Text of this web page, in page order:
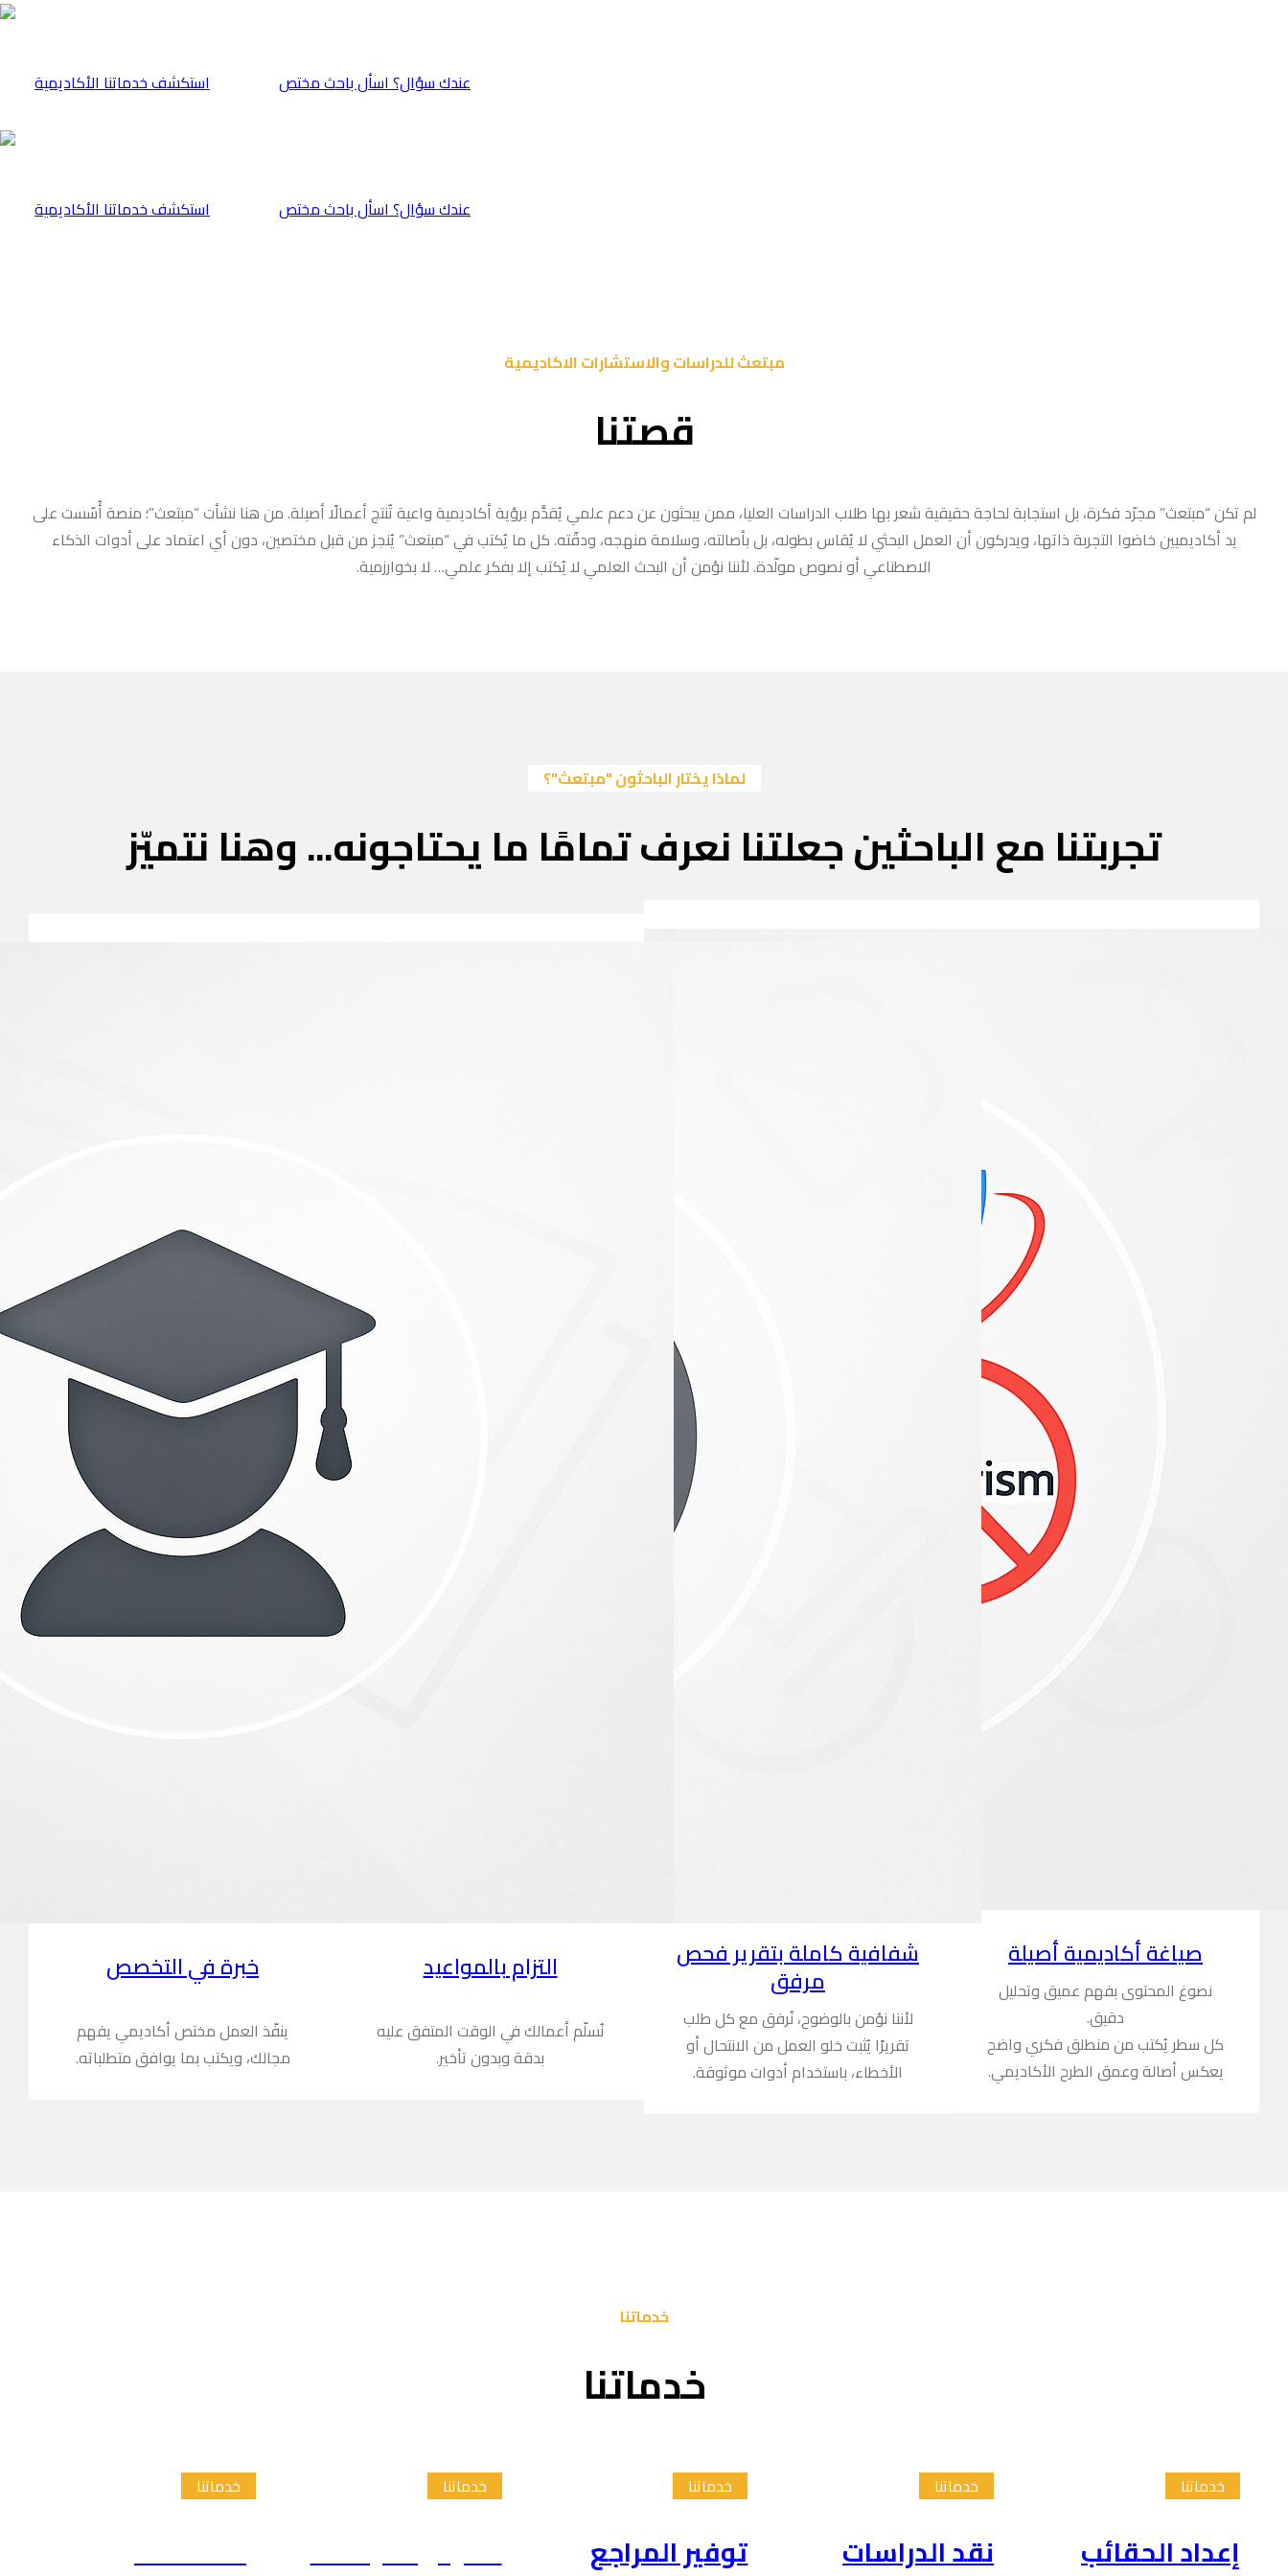
⁠استكشف خدماتنا الأكاديمية عندك سؤال؟ اسأل باحث مختص
⁠استكشف خدماتنا الأكاديمية عندك سؤال؟ اسأل باحث مختص
مبتعث للدراسات والاستشارات الاكاديمية
قصتنا
لم تكن “مبتعث” مجرّد فكرة، بل استجابة لحاجة حقيقية شعر بها طلاب الدراسات العليا، ممن يبحثون عن دعم علمي يُقدَّم برؤية أكاديمية واعية تُنتج أعمالًا أصيلة. من هنا نشأت “مبتعث”؛ منصة أُسّست على
يد أكاديميين خاضوا التجربة ذاتها، ويدركون أن العمل البحثي لا يُقاس بطوله، بل بأصالته، وسلامة منهجه، ودقّته. كل ما يُكتب في “مبتعث” يُنجز من قبل مختصين، دون أي اعتماد على أدوات الذكاء
الاصطناعي أو نصوص مولّدة. لأننا نؤمن أن البحث العلمي لا يُكتب إلا بفكر علمي… لا بخوارزمية.
لماذا يختار الباحثون "مبتعث"؟
تجربتنا مع الباحثين جعلتنا نعرف تمامًا ما يحتاجونه... وهنا نتميّز
صياغة أكاديمية أصيلة
نصوغ المحتوى بفهم عميق وتحليل
دقيق.
كل سطر يُكتب من منطلق فكري واضح
يعكس أصالة وعمق الطرح الأكاديمي.
شفافية كاملة بتقرير فحص
مرفق
لأننا نؤمن بالوضوح، نُرفق مع كل طلب
تقريرًا يُثبت خلو العمل من الانتحال أو
الأخطاء، باستخدام أدوات موثوقة.
التزام بالمواعيد
نُسلّم أعمالك في الوقت المتفق عليه
بدقة وبدون تأخير.
خبرة في التخصص
ينفّذ العمل مختص أكاديمي يفهم
مجالك، ويكتب بما يوافق متطلباته.
خدماتنا
خدماتنا
خدماتنا
إعداد الحقائب
خدماتنا
نقد الدراسات
خدماتنا
توفير المراجع
خدماتنا
تلخيص الدراسات
خدماتنا
إعداد الاطار